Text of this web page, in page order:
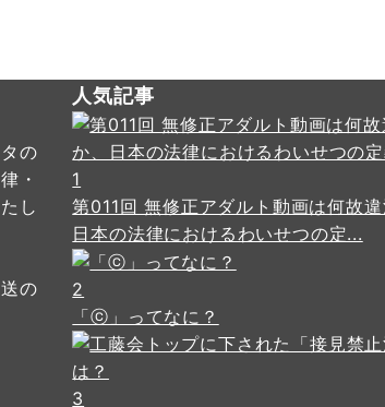
の
・
し
の
人気記事
1
第011回 無修正アダルト動画は何故違
日本の法律におけるわいせつの定...
2
「ⓒ」ってなに？
3